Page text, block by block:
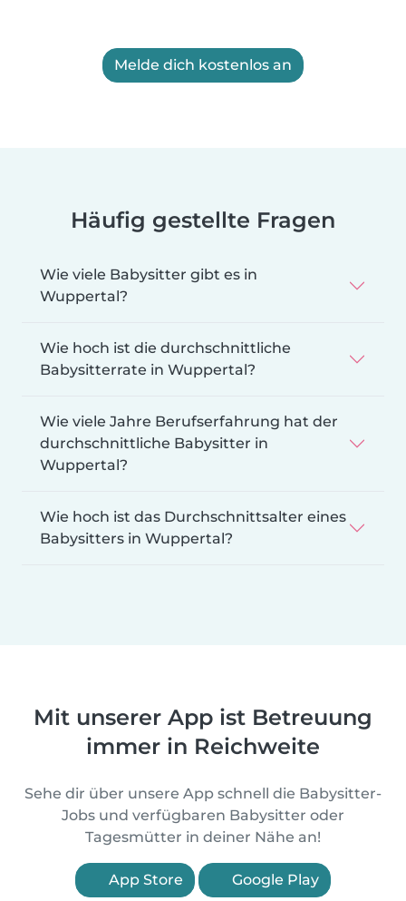
Melde dich kostenlos an
Häufig gestellte Fragen
Wie viele Babysitter gibt es in
Wuppertal?
Wie hoch ist die durchschnittliche
Babysitterrate in Wuppertal?
Wie viele Jahre Berufserfahrung hat der
durchschnittliche Babysitter in
Wuppertal?
Wie hoch ist das Durchschnittsalter eines
Babysitters in Wuppertal?
Mit unserer App ist Betreuung
immer in Reichweite
Sehe dir über unsere App schnell die Babysitter-
Jobs und verfügbaren Babysitter oder
Tagesmütter in deiner Nähe an!
App Store Google Play